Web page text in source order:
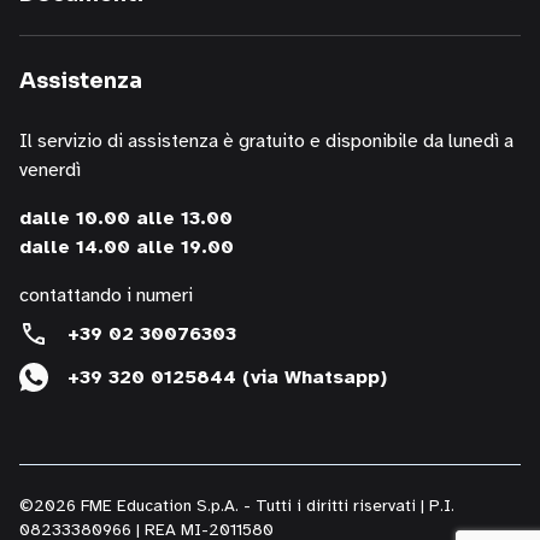
informazioni
corsi
nostra
società,
di
di
studi,
anche
per
il
Assistenza
Il servizio di assistenza è gratuito e disponibile da lunedì a
venerdì
dalle 10.00 alle 13.00
dalle 14.00 alle 19.00
contattando i numeri
+39 02 30076303
+39 320 0125844 (via Whatsapp)
©2026 FME Education S.p.A. - Tutti i diritti riservati | P.I.
08233380966 | REA MI-2011580